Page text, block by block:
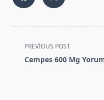
<span
class="nav-
PREVIOUS POST
Cempes 600 Mg